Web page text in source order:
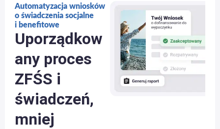
Automatyzacja wniosków
o świadczenia socjalne
i benefitowe
Uporządkow
any proces
ZFŚS i
świadczeń,
mniej